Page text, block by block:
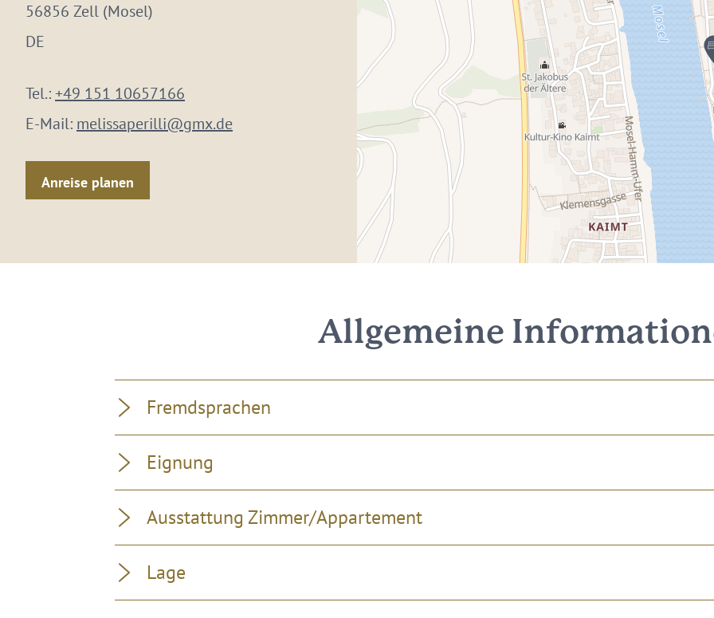
56856 Zell (Mosel)
DE
Tel.:+49 151 10657166
E-Mail: melissaperilli@gmx.de
Anreise planen
Allgemeine
Fremdsprachen
Eignung
Ausstattung Zimmer/Appartement
Lage